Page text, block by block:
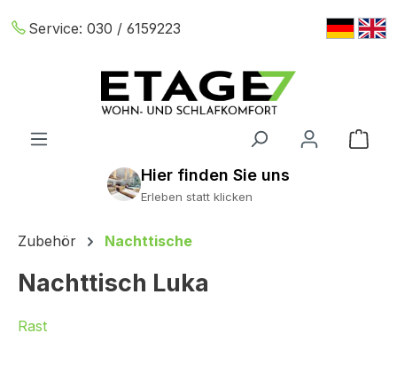
Zum Hauptinhalt springen
Service: 030 / 6159223
Erleben statt klicken
Zubehör Nachttische
Nachttisch Luka
Rast